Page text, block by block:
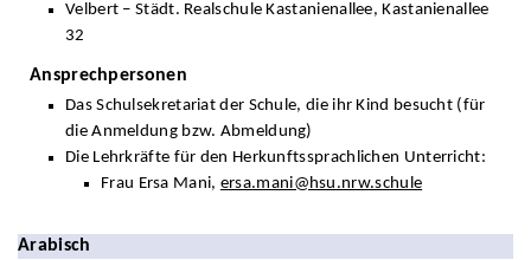
Velbert – Städt. Realschule Kastanienallee, Kastanienallee
32
Ansprechpersonen
Das Schulsekretariat der Schule, die ihr Kind besucht (für
die Anmeldung bzw. Abmeldung)
Die Lehrkräfte für den Herkunftssprachlichen Unterricht:
Frau Ersa Mani, ersa.mani@hsu.nrw.schule
Arabisch